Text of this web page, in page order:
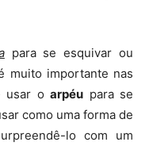
para se esquivar ou
muito importante nas
usar oarpéu para se
como uma forma de
lo com um